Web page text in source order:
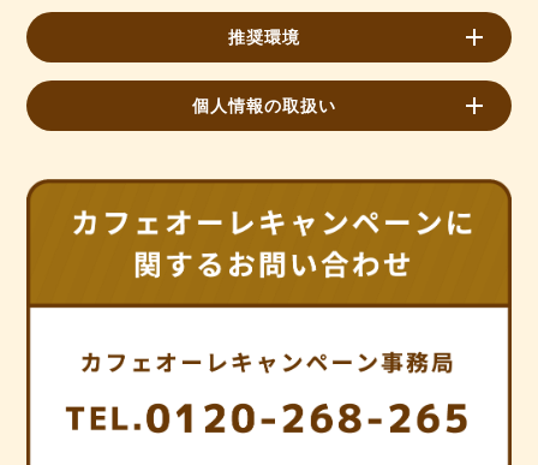
推奨環境
個人情報の取扱い